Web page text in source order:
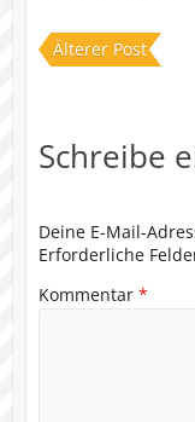
Älterer Post
Schreibe
Deine E-Mail-
Erforderliche
Kommentar *